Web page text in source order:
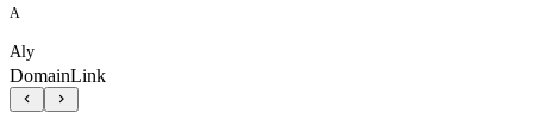
A
Aly
DomainLink